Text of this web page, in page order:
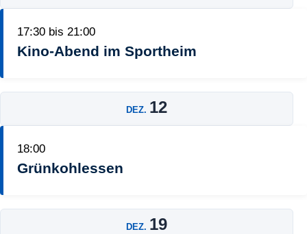
17:30 bis 21:00
Kino-Abend im Sportheim
DEZ. 12
18:00
Grünkohlessen
DEZ. 19